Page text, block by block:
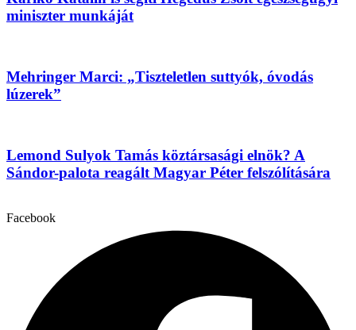
miniszter munkáját
Mehringer Marci: „Tiszteletlen suttyók, óvodás
lúzerek”
Lemond Sulyok Tamás köztársasági elnök? A
Sándor-palota reagált Magyar Péter felszólítására
Facebook